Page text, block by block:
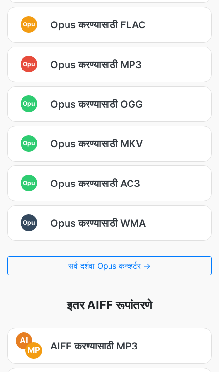
Opu Opus करण्यासाठी FLAC
Opu Opus करण्यासाठी MP3
Opu Opus करण्यासाठी OGG
Opu Opus करण्यासाठी MKV
Opu Opus करण्यासाठी AC3
Opu Opus करण्यासाठी WMA
सर्व दर्शवा Opus कन्व्हर्टर →
इतर AIFF रूपांतरणे
AI
MP
AIFF करण्यासाठी MP3